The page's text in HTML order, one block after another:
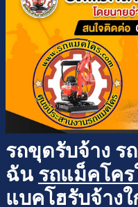
รถขุดรับจ้าง ร
ฉัน รถแม็คโค
แบคโฮรับจ้าง